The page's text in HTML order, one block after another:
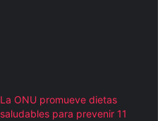
La ONU promueve dietas
saludables para prevenir 11